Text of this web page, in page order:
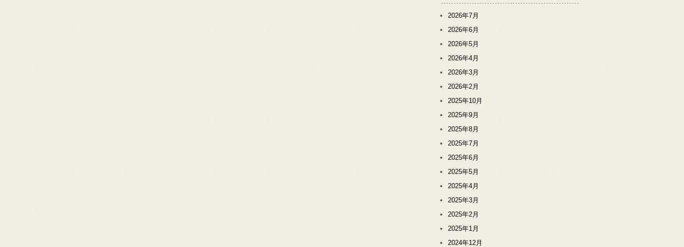
2026年7月
2026年6月
2026年5月
2026年4月
2026年3月
2026年2月
2025年10月
2025年9月
2025年8月
2025年7月
2025年6月
2025年5月
2025年4月
2025年3月
2025年2月
2025年1月
2024年12月